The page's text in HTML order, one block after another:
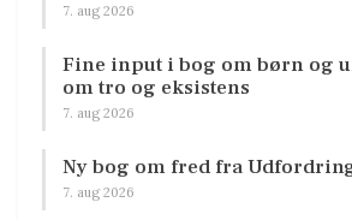
7. aug 2026
Fine input i bog om børn og
om tro og eksistens
7. aug 2026
Ny bog om fred fra
7. aug 2026